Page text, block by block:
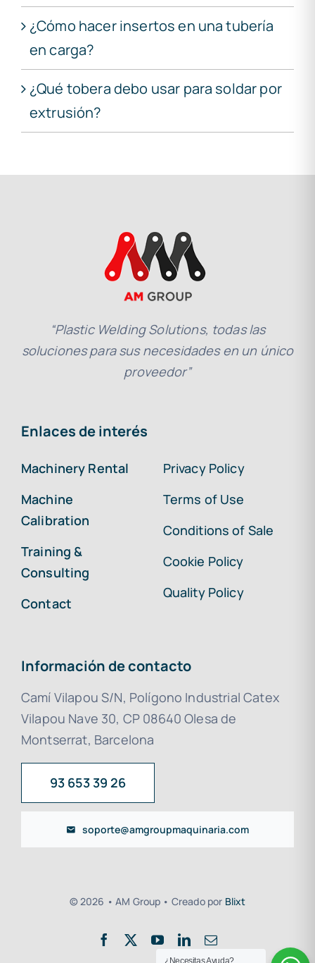
¿Cómo hacer insertos en una tubería
en carga?
¿Qué tobera debo usar para soldar por
extrusión?
“Plastic Welding Solutions, todas las
soluciones para sus necesidades en un único
proveedor”
Enlaces de interés
Machinery Rental
Machine
Calibration
Training &
Consulting
Contact
Privacy Policy
Terms of Use
Conditions of Sale
Cookie Policy
Quality Policy
Información de contacto
Camí Vilapou S/N, Polígono Industrial Catex
Vilapou Nave 30, CP 08640 Olesa de
Montserrat, Barcelona
93 653 39 26
soporte@amgroupmaquinaria.com
© 2026 • AM Group • Creado por Blixt
¿Necesitas Ayuda?